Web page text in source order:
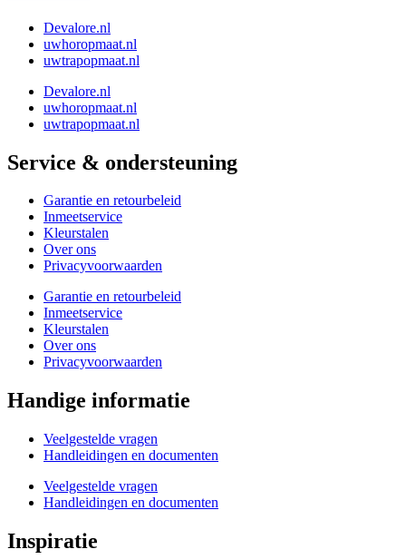
Devalore.nl
uwhoropmaat.nl
uwtrapopmaat.nl
Devalore.nl
uwhoropmaat.nl
uwtrapopmaat.nl
Service & ondersteuning
Garantie en retourbeleid
Inmeetservice
Kleurstalen
Over ons
Privacyvoorwaarden
Garantie en retourbeleid
Inmeetservice
Kleurstalen
Over ons
Privacyvoorwaarden
Handige informatie
Veelgestelde vragen
Handleidingen en documenten
Veelgestelde vragen
Handleidingen en documenten
Inspiratie